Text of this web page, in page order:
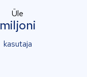
Üle
miljoni
kasutaja